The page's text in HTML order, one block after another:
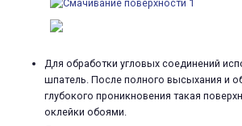
Для обработки угловых соединений
шпатель. После полного высыхания и
глубокого проникновения такая
оклейки обоями.